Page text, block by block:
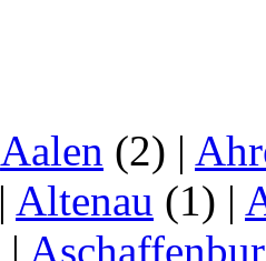
Aalen (2) |
| Altenau (1) |
|